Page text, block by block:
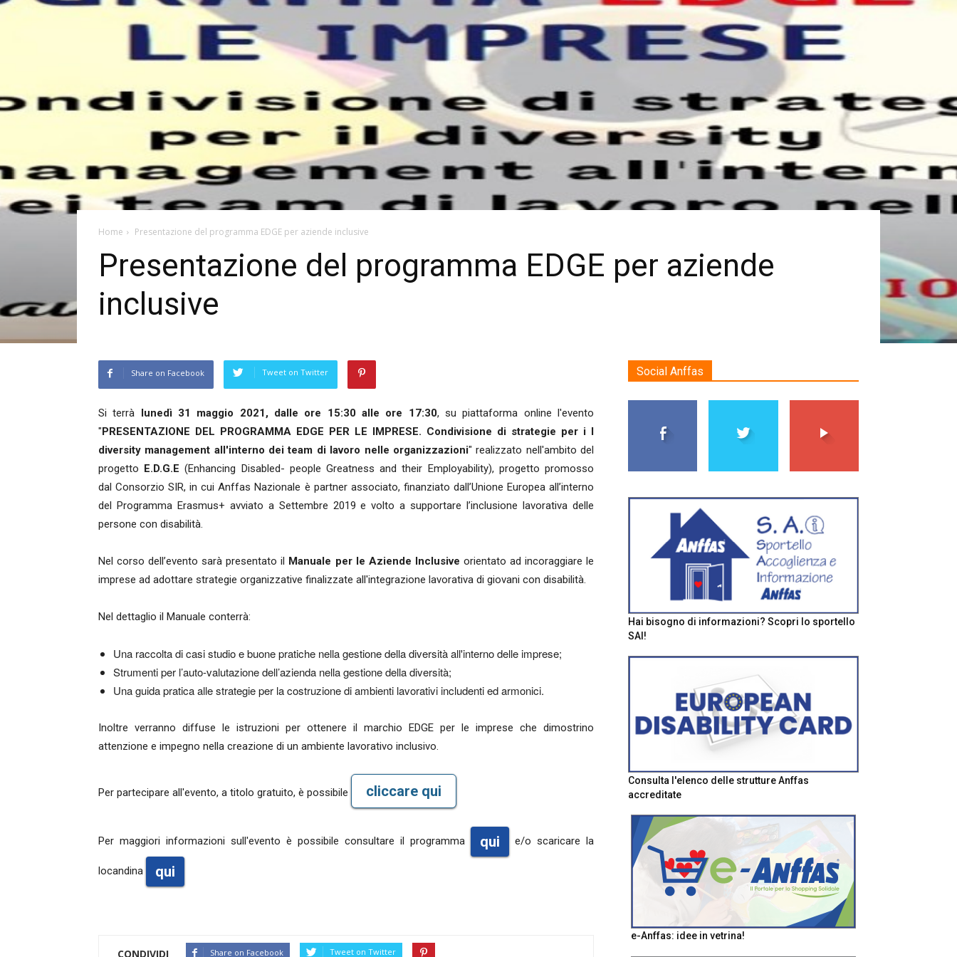
Home Presentazione del programma EDGE per aziende inclusive
Presentazione del programma EDGE per aziende
inclusive
Share on Facebook Tweet on Twitter
Si terrà lunedì 31 maggio 2021, dalle ore 15:30 alle ore 17:30, su piattaforma online l'evento
" PRESENTAZIONE DEL PROGRAMMA EDGE PER LE IMPRESE. Condivisione di strategie per i l
diversity management all'interno dei team di lavoro nelle organizzazioni" realizzato nell'ambito del
progetto
E.D.G.E(Enhancing Disabled- people Greatness and their Employability), progetto promosso
dal Consorzio SIR, in cui Anffas Nazionale è partner associato, finanziato dall’Unione Europea all’interno
del Programma Erasmus+ avviato a Settembre 2019 e volto a supportare l’inclusione lavorativa delle
persone con disabilità.
Nel corso dell’evento sarà presentato il Manuale per le Aziende Inclusive orientato ad incoraggiare le
imprese ad adottare strategie organizzative finalizzate all'integrazione lavorativa di giovani con disabilità.
Nel dettaglio il Manuale conterrà:
Una raccolta di casi studio e buone pratiche nella gestione della diversità all'interno delle imprese;
Strumenti per l’auto-valutazione dell’azienda nella gestione della diversità;
Una guida pratica alle strategie per la costruzione di ambienti lavorativi includenti ed armonici.
Inoltre verranno diffuse le istruzioni per ottenere il marchio EDGE per le imprese che dimostrino
attenzione e impegno nella creazione di un ambiente lavorativo inclusivo.
Per partecipare all'evento, a titolo gratuito, è possibile cliccare qui
Per maggiori informazioni sull'evento è possibile consultare il programma qui e/o scaricare la
locandina qui
CONDIVIDI Share on Facebook Tweet on Twitter
Social Anffas
Hai bisogno di informazioni? Scopri lo sportello
SAI!
Consulta l'elenco delle strutture Anffas
accreditate
e-Anffas: idee in vetrina!